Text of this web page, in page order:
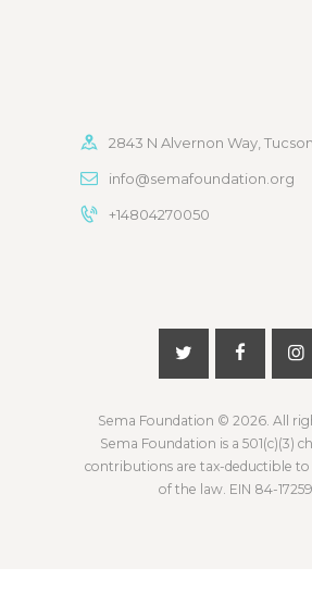
2843 N Alvernon Way,
info@semafoundation.org
+14804270050
Sema Foundation © 2026. All
Sema Foundation is a 501(c)(3)
contributions are tax-deductible
of the law. EIN 84-